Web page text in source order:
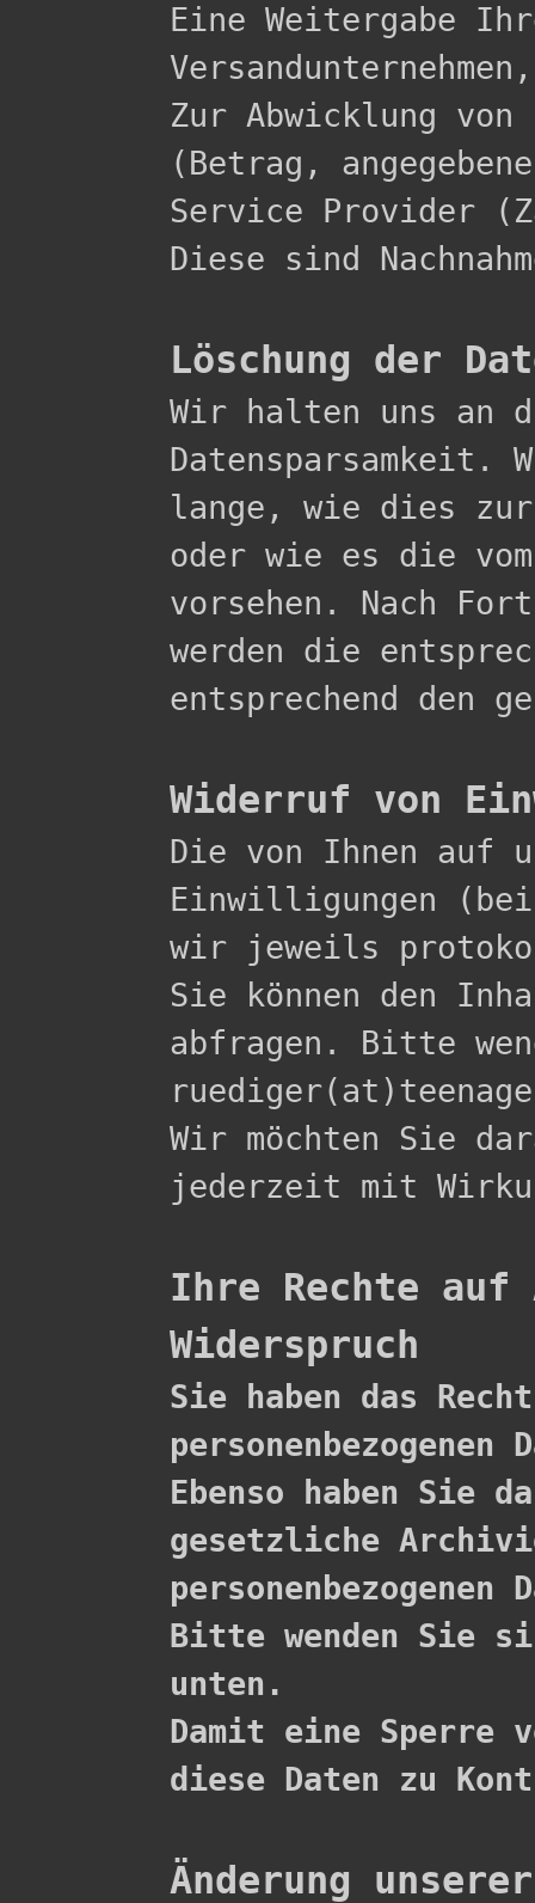
Eine Weitergabe
Zur Abwicklung von
(Betrag,
Service Provider
Diese sind
Löschung der
Wir halten uns an
Datensparsamkeit.
lange, wie dies
oder wie es die
vorsehen. Nach
werden die
entsprechend den
Widerruf von
Die von Ihnen auf
Einwilligungen
wir jeweils
Sie können den
abfragen. Bitte
Wir möchten Sie
jederzeit mit
Ihre Rechte auf
Widerspruch
Sie haben das
Ebenso haben Sie
gesetzliche
personenbezogenen
Bitte wenden Sie
unten.
Damit eine Sperre
diese Daten zu
Änderung